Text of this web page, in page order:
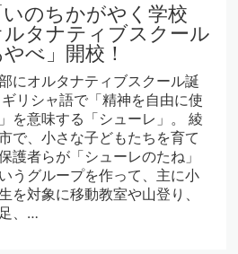
いのちかがやく学校
ルタナティブスクール
べ」開校！
にオルタナティブスクール誕
リシャ語で「精神を自由に使
を意味する「シューレ」。 綾
で、小さな子どもたちを育て
護者らが「シューレのたね」
うグループを作って、主に小
を対象に移動教室や山登り、
、…